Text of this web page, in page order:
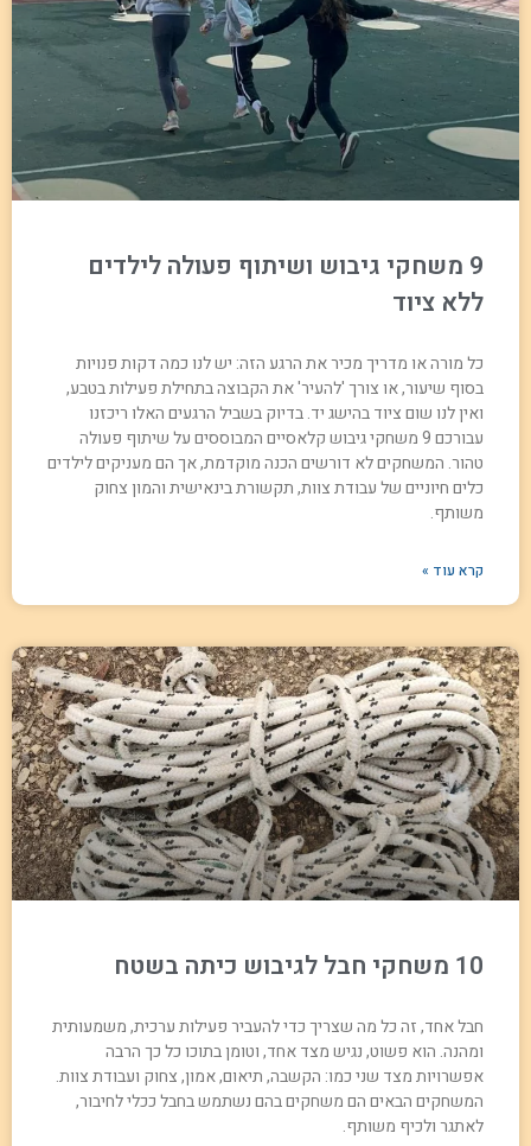
9 משחקי גיבוש ושיתוף פעולה לילדים
ללא ציוד
כל מורה או מדריך מכיר את הרגע הזה: יש לנו כמה דקות פנויות
בסוף שיעור, או צורך 'להעיר' את הקבוצה בתחילת פעילות בטבע,
ואין לנו שום ציוד בהישג יד. בדיוק בשביל הרגעים האלו ריכזנו
עבורכם 9 משחקי גיבוש קלאסיים המבוססים על שיתוף פעולה
טהור. המשחקים לא דורשים הכנה מוקדמת, אך הם מעניקים לילדים
כלים חיוניים של עבודת צוות, תקשורת בינאישית והמון צחוק
משותף.
קרא עוד »
10 משחקי חבל לגיבוש כיתה בשטח
חבל אחד, זה כל מה שצריך כדי להעביר פעילות ערכית, משמעותית
ומהנה. הוא פשוט, נגיש מצד אחד, וטומן בתוכו כל כך הרבה
אפשרויות מצד שני כמו: הקשבה, תיאום, אמון, צחוק ועבודת צוות.
המשחקים הבאים הם משחקים בהם נשתמש בחבל ככלי לחיבור,
לאתגר ולכיף משותף.